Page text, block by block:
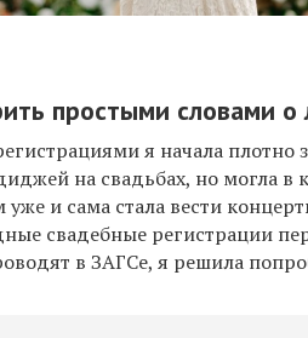
простыми словами о
я начала плотно
на свадьбах, но могла
и сама стала вести
свадебные регистрации
в ЗАГСе, я решила